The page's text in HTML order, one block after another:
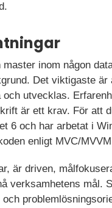
inom någon
Det viktigaste
utvecklas.
är ett krav. För att
6 och har arbetat i
enligt MVC/
är driven,
verksamhetens mål.